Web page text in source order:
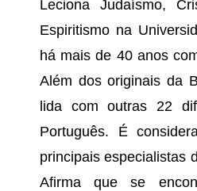
Leciona Judaísmo,
Espiritismo na
há mais de 40 anos
Além dos originais da
lida com outras 22
Português. É
principais especialistas
Afirma que se